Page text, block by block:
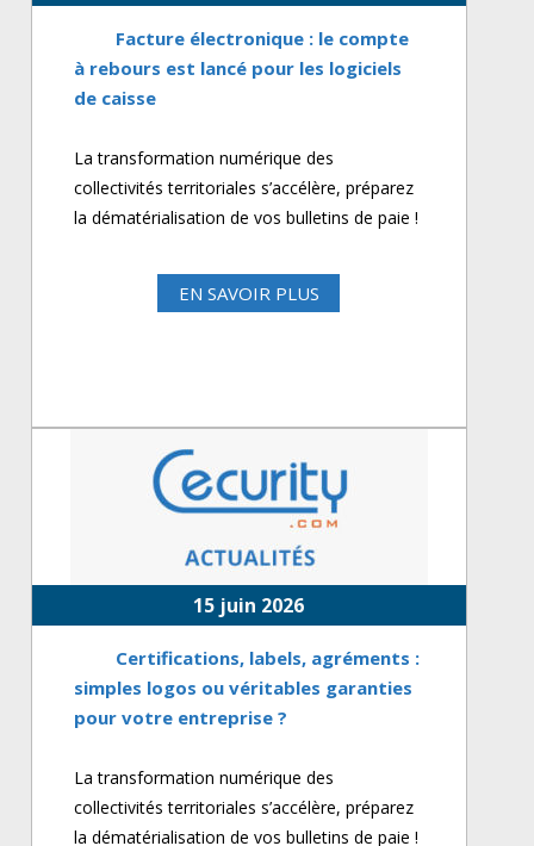
Facture électronique : le compte
à rebours est lancé pour les logiciels
de caisse
La transformation numérique des
collectivités territoriales s’accélère, préparez
la dématérialisation de vos bulletins de paie !
EN SAVOIR PLUS
15 juin 2026
Certifications, labels, agréments :
simples logos ou véritables garanties
pour votre entreprise ?
La transformation numérique des
collectivités territoriales s’accélère, préparez
la dématérialisation de vos bulletins de paie !